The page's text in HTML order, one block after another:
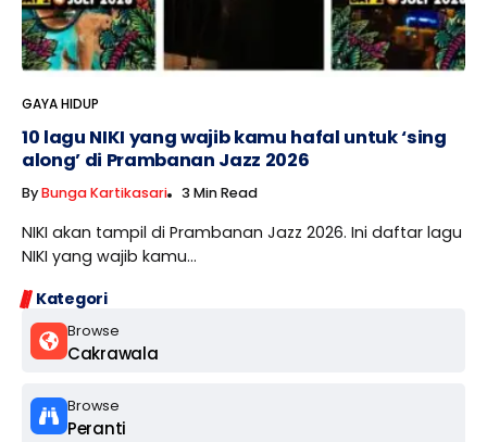
Kategori
Browse
Cakrawala
Browse
Peranti
GAYA HIDUP
10 lagu NIKI yang wajib kamu hafal untuk ‘sing
along’ di Prambanan Jazz 2026
ByBunga Kartikasari 3 Min Read
NIKI akan tampil di Prambanan Jazz 2026. Ini daftar lagu
NIKI yang wajib kamu...